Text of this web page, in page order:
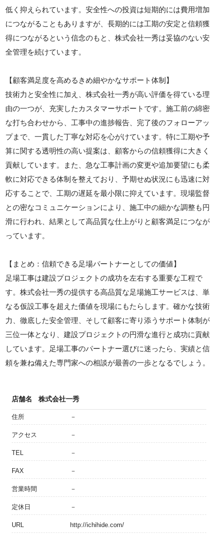
低く抑えられています。安全性への投資は短期的には費用増加
につながることもありますが、長期的には工期の安定と信頼獲
得につながるという信念のもと、株式会社一秀は妥協のない安
全管理を続けています。
【顧客満足度を高めるきめ細やかなサポート体制】
技術力と安全性に加え、株式会社一秀が高い評価を得ている理
由の一つが、充実したカスタマーサポートです。施工前の綿密
な打ち合わせから、工事中の進捗報告、完了後のフォローアッ
プまで、一貫した丁寧な対応を心がけています。特に工期や予
算に関する透明性の高い提案は、顧客からの信頼獲得に大きく
貢献しています。また、急な工事計画の変更や追加要望にも柔
軟に対応できる体制を整えており、予期せぬ状況にも迅速に対
応することで、工期の遅延を最小限に抑えています。現場監督
との密なコミュニケーションにより、施工中の細かな調整も円
滑に行われ、結果として高品質な仕上がりと顧客満足につなが
っています。
【まとめ：信頼できる足場パートナーとしての価値】
足場工事は建設プロジェクトの成功を左右する重要な工程で
す。株式会社一秀の提供する高品質な足場施工サービスは、単
なる仮設工事を超えた価値を現場にもたらします。確かな技術
力、徹底した安全管理、そして顧客に寄り添うサポート体制が
三位一体となり、建設プロジェクトの円滑な進行と成功に貢献
しています。足場工事のパートナー選びに迷ったら、実績と信
頼を兼ね備えた専門家への相談が最善の一歩となるでしょう。
店舗名 株式会社一秀
住所 －
アクセス －
TEL －
FAX －
営業時間 －
定休日 －
URL http://ichihide.com/